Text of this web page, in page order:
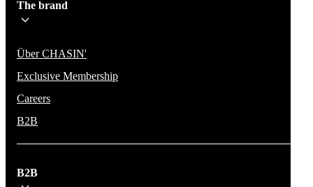
The brand
Über CHASIN'
Exclusive Membership
Careers
B2B
B2B